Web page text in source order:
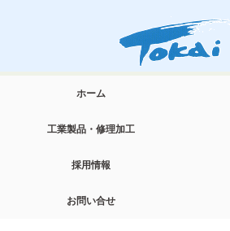
ホーム
工業製品・修理加工
採用情報
お問い合せ